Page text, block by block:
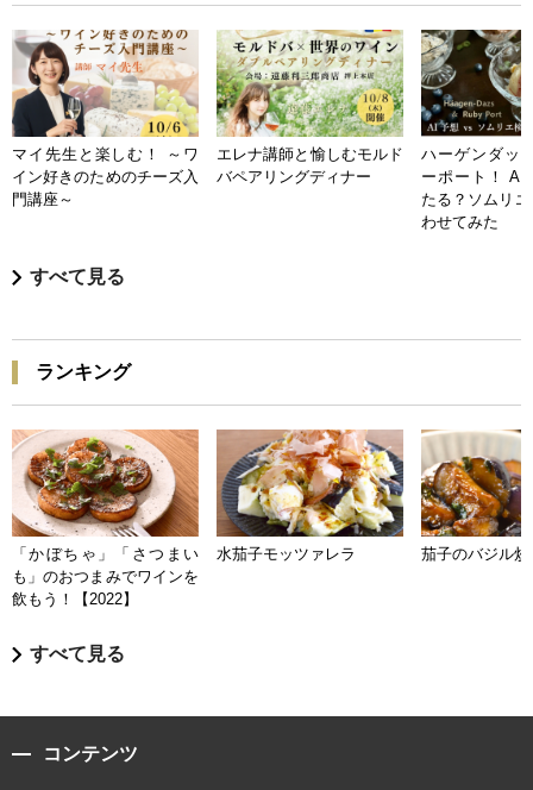
マイ先生と楽しむ！ ～ワ
イン好きのためのチーズ入
門講座～
エレナ講師と愉しむモルド
バペアリングディナー
ハーゲンダッ
ーポート！ AI
たる？ソムリ
わせてみた
すべて見る
ランキング
「かぼちゃ」「さつまい
も」のおつまみでワインを
飲もう！【2022】
水茄子モッツァレラ 茄子のバジル炒
すべて見る
コンテンツ